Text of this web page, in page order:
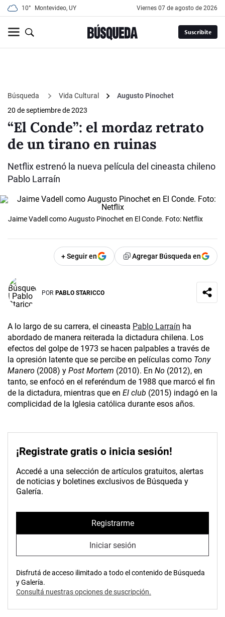
10° Montevideo, UY viernes 07 de agosto de 2026
Suscribite
Búsqueda Vida Cultural
Augusto Pinochet
20 de septiembre de 2023
“El Conde”: el mordaz retrato
de un tirano en ruinas
Netflix estrenó la nueva película del cineasta chileno
Pablo Larraín
Jaime Vadell como Augusto Pinochet en El Conde. Foto: Netflix
+ Seguir en Agregar Búsqueda en
POR PABLO STARICCO
A lo largo de su carrera, el cineasta Pablo Larraín ha
abordado de manera reiterada la dictadura chilena. Los
efectos del golpe de 1973 se hacen palpables a través de
la opresión latente que se percibe en películas como Tony
Manero (2008) y Post Mortem (2010). En No (2012), en
tanto, se enfocó en el referéndum de 1988 que marcó el fin
de la dictadura, mientras que en El club (2015) indagó en la
complicidad de la Iglesia católica durante esos años.
¡Registrate gratis o inicia sesión!
Accedé a una selección de artículos gratuitos, alertas
de noticias y boletines exclusivos de Búsqueda y
Galería.
Registrarme
Iniciar sesión
Disfrutá de acceso ilimitado a todo el contenido de Búsqueda
y Galería.
Consultá nuestras opciones de suscripción.